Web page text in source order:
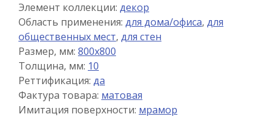
Элемент коллекции: декор
Область применения: для дома/офиса, для
общественных мест, для стен
Размер, мм: 800x800
Толщина, мм: 10
Реттификация: да
Фактура товара: матовая
Имитация поверхности: мрамор